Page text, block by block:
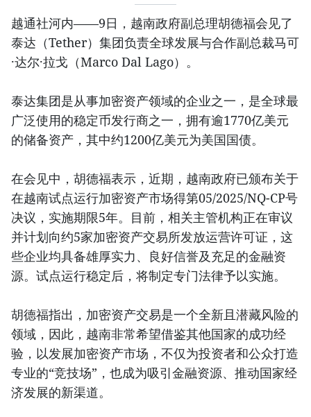
越通社河内——9日，越南政府副总理胡德福会见了
泰达（Tether）集团负责全球发展与合作副总裁马可
·达尔·拉戈（Marco Dal Lago）。
泰达集团是从事加密资产领域的企业之一，是全球最
广泛使用的稳定币发行商之一，拥有逾1770亿美元
的储备资产，其中约1200亿美元为美国国债。
在会见中，胡德福表示，近期，越南政府已颁布关于
在越南试点运行加密资产市场得第05/2025/NQ-CP号
决议，实施期限5年。目前，相关主管机构正在审议
并计划向约5家加密资产交易所发放运营许可证，这
些企业均具备雄厚实力、良好信誉及充足的金融资
源。试点运行稳定后，将制定专门法律予以实施。
胡德福指出，加密资产交易是一个全新且潜藏风险的
领域，因此，越南非常希望借鉴其他国家的成功经
验，以发展加密资产市场，不仅为投资者和公众打造
专业的“竞技场”，也成为吸引金融资源、推动国家经
济发展的新渠道。